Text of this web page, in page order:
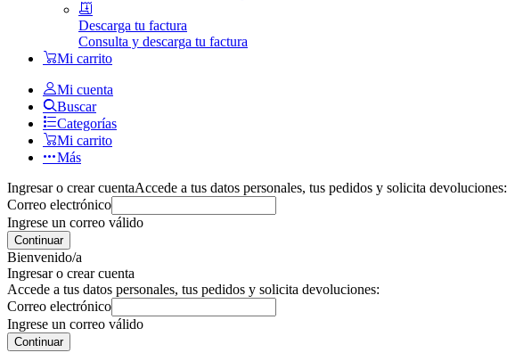
Descarga tu factura
Consulta y descarga tu factura
Mi carrito
Mi cuenta
Buscar
Categorías
Mi carrito
Más
Ingresar o crear cuentaAccede a tus datos personales, tus pedidos y solicita devoluciones:
Correo electrónico
Ingrese un correo válido
Continuar
Bienvenido/a
Ingresar o crear cuenta
Accede a tus datos personales, tus pedidos y solicita devoluciones:
Correo electrónico
Ingrese un correo válido
Continuar